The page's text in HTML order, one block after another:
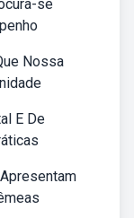
se
Nossa
E De